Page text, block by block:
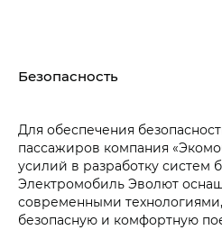
Безопасность
Для обеспечения
пассажиров компания
усилий в разработку систем
Электромобиль Эволют
современными
безопасную и комфортную